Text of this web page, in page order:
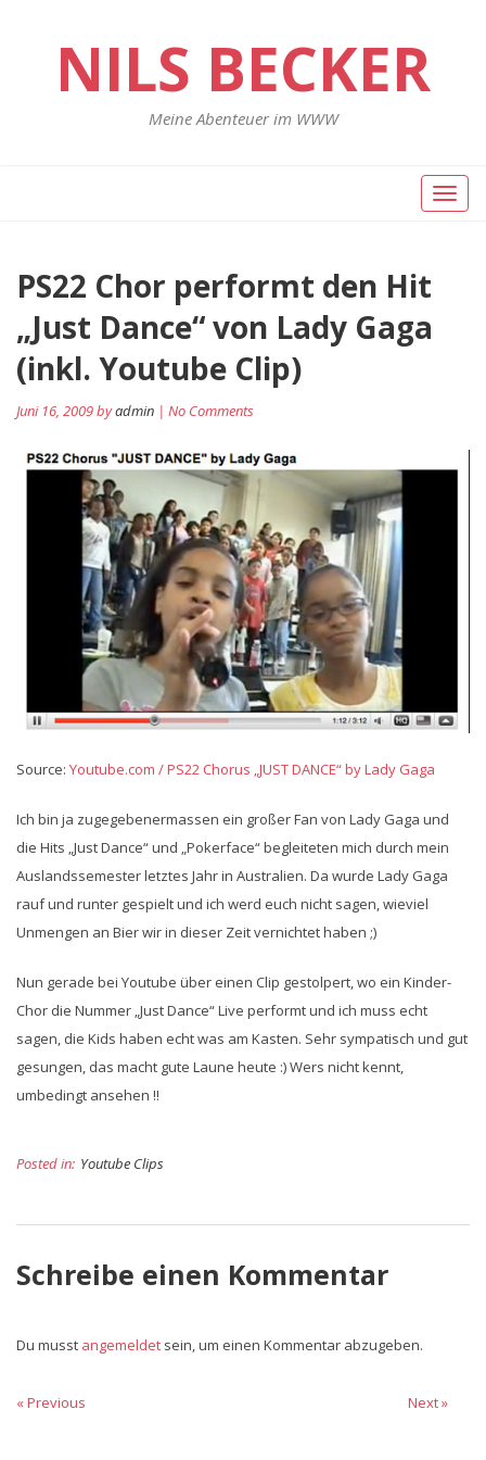
NILS BECKER
Meine Abenteuer im WWW
Toggle
PS22 Chor performt den Hit
„Just Dance“ von Lady Gaga
(inkl. Youtube Clip)
Juni 16, 2009 byadmin | No Comments
Source: Youtube.com / PS22 Chorus „JUST DANCE“ by Lady Gaga
Ich bin ja zugegebenermassen ein großer Fan von Lady Gaga und
die Hits „Just Dance“ und „Pokerface“ begleiteten mich durch mein
Auslandssemester letztes Jahr in Australien. Da wurde Lady Gaga
rauf und runter gespielt und ich werd euch nicht sagen, wieviel
Unmengen an Bier wir in dieser Zeit vernichtet haben ;)
Nun gerade bei Youtube über einen Clip gestolpert, wo ein Kinder-
Chor die Nummer „Just Dance“ Live performt und ich muss echt
sagen, die Kids haben echt was am Kasten. Sehr sympatisch und gut
gesungen, das macht gute Laune heute :) Wers nicht kennt,
umbedingt ansehen !!
Posted in: Youtube Clips
Schreibe einen Kommentar
Du musst angemeldet sein, um einen Kommentar abzugeben.
Beitragsnavigation
« Previous Next »